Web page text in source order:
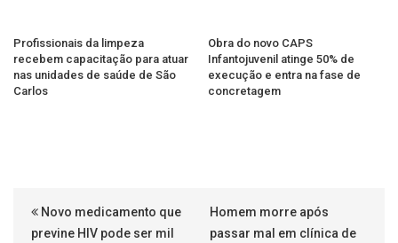
Profissionais da limpeza
recebem capacitação para atuar
nas unidades de saúde de São
Carlos
Obra do novo CAPS
Infantojuvenil atinge 50% de
execução e entra na fase de
concretagem
Novo medicamento que
previne HIV pode ser mil
Homem morre após
passar mal em clínica de